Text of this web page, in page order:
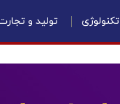
تکنولوژی تولید و